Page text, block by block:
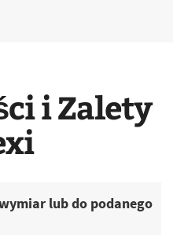
i Zalety
lub do podanego